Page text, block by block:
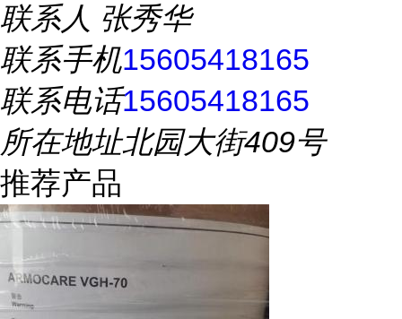
联系人 张秀华
联系手机15605418165
联系电话15605418165
所在地址北园大街409号
推荐产品